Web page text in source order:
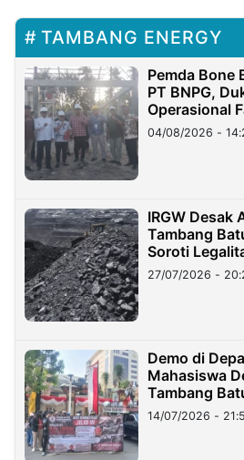
TAMBANG ENERGY
Pemda Bone
PT BNPG,
Operasional
04/08/2026 -
IRGW Desak
Tambang
Soroti
Stockpile
27/07/2026 -
Demo di
Mahasiswa
Tambang
Lampung
14/07/2026 -